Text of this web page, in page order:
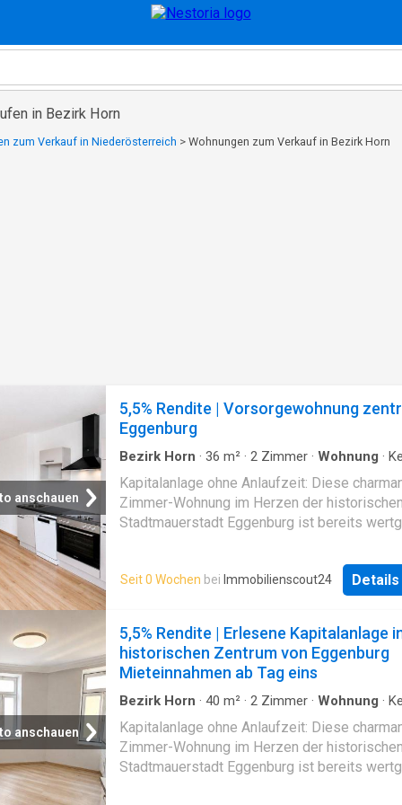
in Bezirk Horn
zum Verkauf in Niederösterreich > Wohnungen zum Verkauf in Bezirk Horn
anschauen
5,5% Rendite | Vorsorgewohnung
Eggenburg
Bezirk Horn · 36 m² · 2 Zimmer · Wohnung ·
Kapitalanlage ohne Anlaufzeit: Diese
Zimmer-Wohnung im Herzen der historischen
Stadtmauerstadt Eggenburg ist bereits
verlässliche Mieteinnahmen - ohne
und ohne Vermarktungsaufwand.DIE
durchdachte Raumaufteilung macht diese
eine helle Wohnküche mit eingebauter
inklusive sämtlicher Geräte. Ergänzt wird sie
freundliches Schlafzimmer, ein Badezimmer
sowie ein separates WC - eine Aufteilung,
Mietmarkt klar bevorzugt wird. Ein eigenes
ist der Wohnung zugewiesen, Fahrradraum und
Kinderwagenabstellraum stehen als
zur Verfügung. Ein Glasfaseranschluss sorgt
Seit 0 Wochen bei Immobilienscout24
anschauen
5,5% Rendite | Erlesene Kapitalanlage
historischen Zentrum von Eggenburg
Mieteinnahmen ab Tag eins
Bezirk Horn · 40 m² · 2 Zimmer · Wohnung ·
Kapitalanlage ohne Anlaufzeit: Diese
Zimmer-Wohnung im Herzen der historischen
Stadtmauerstadt Eggenburg ist bereits